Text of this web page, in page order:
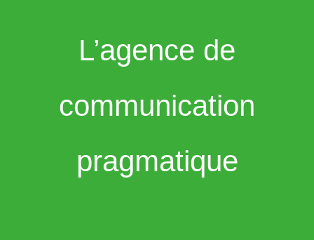
L’agence de
communication
pragmatique